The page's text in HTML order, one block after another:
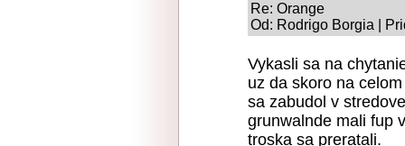
Re: Orange
Od: Rodrigo Borgia |
Vykasli sa na
uz da skoro na
sa zabudol v
grunwalnde mali fup
troska sa preratali.